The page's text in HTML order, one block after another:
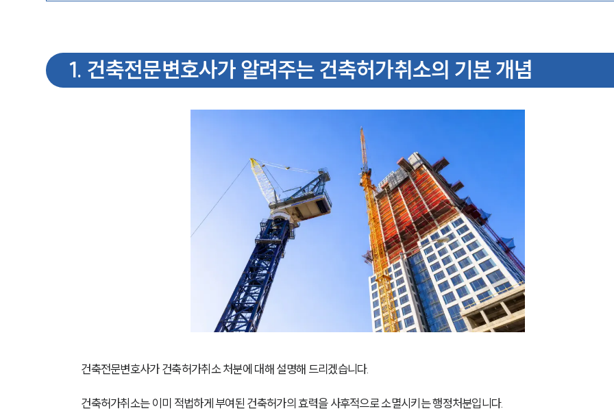
1. 건축전문변호사가 알려주는 건축허가취소의 기본 개념
건축전문변호사가 건축허가취소 처분에 대해 설명해 드리겠습니다.
건축허가취소는 이미 적법하게 부여된 건축허가의 효력을 사후적으로 소멸시키는 행정처분입니다.